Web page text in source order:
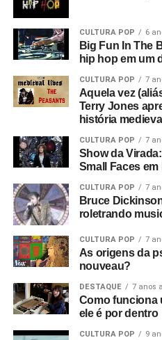
CULTURA POP 6
Big Fun In The
hip hop em um
CULTURA POP 7
Aquela vez
Terry Jones
história medieval
CULTURA POP 7
Show da
Small Faces
CULTURA POP 7
Bruce
roletrando
CULTURA POP 7
As origens da
nouveau?
DESTAQUE 7 anos
Como funciona
ele é por dentro
CULTURA POP 9